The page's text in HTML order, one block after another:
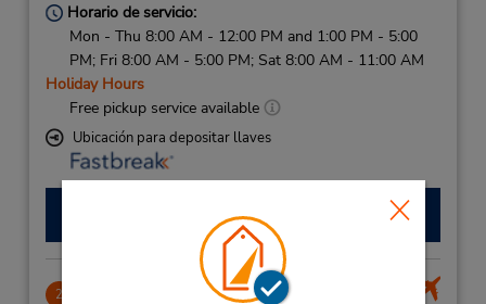
Horario de servicio:
Mon - Thu 8:00 AM - 12:00 PM and 1:00 PM - 5:00
PM; Fri 8:00 AM - 5:00 PM; Sat 8:00 AM - 11:00 AM
Holiday Hours
Free pickup service available
Ubicación para depositar llaves
Hacer una reservación
2